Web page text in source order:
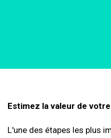
Estimez la valeur de votre
L'une des étapes les plus